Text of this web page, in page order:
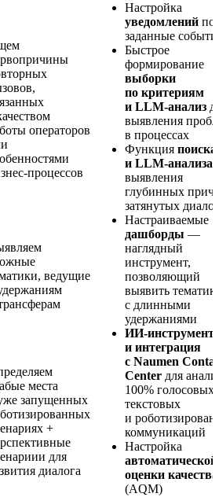
операторов
процессов
Настройка
уведомлений
заданные
Быстрое
формирование
выборки
по критериям
и LLM-анализ
выявления
в процессах
Функция поиска
и LLM-анализа
выявления
глубинных
затянутых
Настраиваемые
дашборды —
наглядный
инструмент,
позволяющий
выявить
с длинными
удержаниями
ИИ-
и интеграция
с Naumen
Center для
100% голосовых,
текстовых
и
коммуникаций
Настройка
автоматической
оценки качества
(AQM)
ведущие
места
запущенных
+
для
диалога